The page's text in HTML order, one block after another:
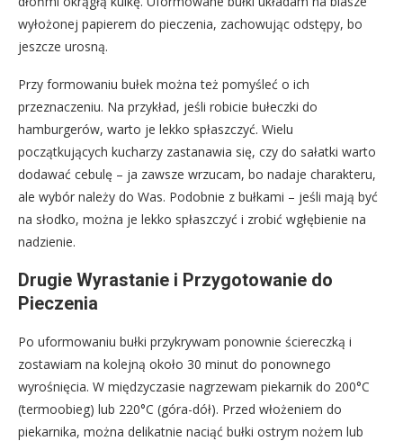
wyłożonej papierem do pieczenia, zachowując odstępy, bo
jeszcze urosną.
Przy formowaniu bułek można też pomyśleć o ich
przeznaczeniu. Na przykład, jeśli robicie bułeczki do
hamburgerów, warto je lekko spłaszczyć. Wielu
początkujących kucharzy zastanawia się, czy do sałatki warto
dodawać cebulę – ja zawsze wrzucam, bo nadaje charakteru,
ale wybór należy do Was. Podobnie z bułkami – jeśli mają być
na słodko, można je lekko spłaszczyć i zrobić wgłębienie na
nadzienie.
Drugie Wyrastanie i Przygotowanie do
Pieczenia
Po uformowaniu bułki przykrywam ponownie ściereczką i
zostawiam na kolejną około 30 minut do ponownego
wyrośnięcia. W międzyczasie nagrzewam piekarnik do 200°C
(termoobieg) lub 220°C (góra-dół). Przed włożeniem do
piekarnika, można delikatnie naciąć bułki ostrym nożem lub